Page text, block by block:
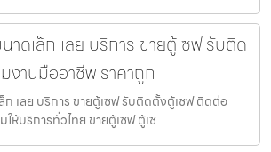
าดเล็ก เลย บริการ ขายตู้เซฟ รับติด
งานมืออาชีพ ราคาถูก
ก เลย บริการ ขายตู้เซฟ รับติดตั้งตู้เซฟ ติดต่อ
ห้บริการทั่วไทย ขายตู้เซฟ ตู้เซ